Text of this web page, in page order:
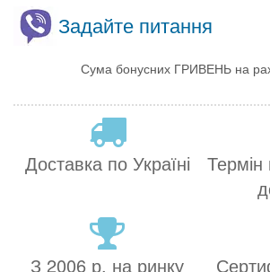
Задайте питання
Сума бонусних ГРИВЕНЬ на
Доставка по Україні
Термін
З 2006 р. на ринку